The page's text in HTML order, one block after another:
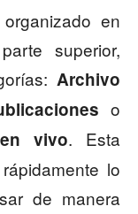
en
superior,
Archivo
o
vivo. Esta
lo
de manera